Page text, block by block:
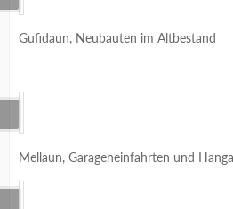
Gufidaun, Neubauten im Altbestand
Mellaun, Garageneinfahrten und